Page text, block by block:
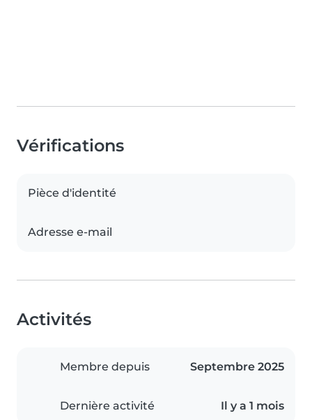
Vérifications
Pièce d'identité
Adresse e-mail
Activités
Membre depuis Septembre 2025
Dernière activité Il y a 1 mois